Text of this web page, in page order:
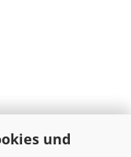
und